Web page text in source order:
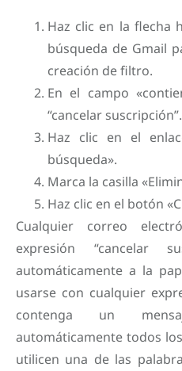
Haz clic en la flecha
búsqueda de Gmail
creación de filtro.
En el campo
“cancelar suscripción”.
Haz clic en el
búsqueda».
Marca la casilla
Haz clic en el botón
Cualquier correo
expresión “cancelar
automáticamente a la
usarse con cualquier
contenga un
automáticamente todos
utilicen una de las